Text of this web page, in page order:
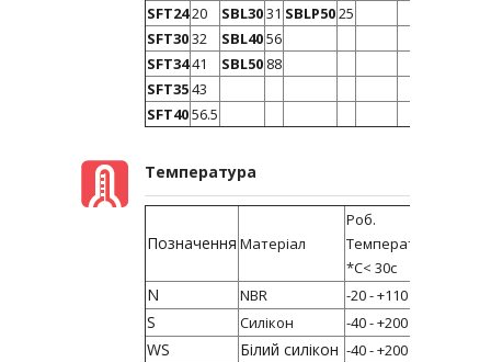
SFT2420 SBL3031 SBLP5025
SFT3032 SBL4056
SFT3441 SBL50 88
SFT3543
SFT4056.5
Температура
Позначення Матеріал
Роб.
Температура
*C< 30c
N NBR -20 - +110
S Силікон -40 - +200
WS Білий силікон -40 - +200